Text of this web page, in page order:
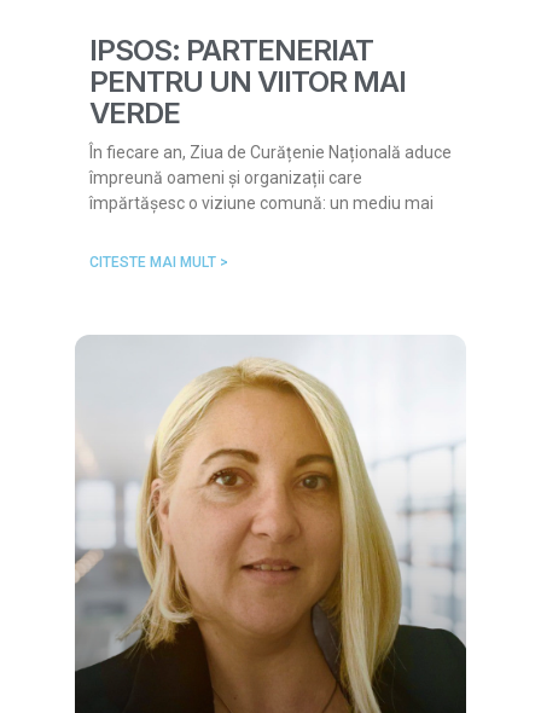
IPSOS: PARTENERIAT
PENTRU UN VIITOR MAI
VERDE
În fiecare an, Ziua de Curățenie Națională aduce
împreună oameni și organizații care
împărtășesc o viziune comună: un mediu mai
CITESTE MAI MULT >